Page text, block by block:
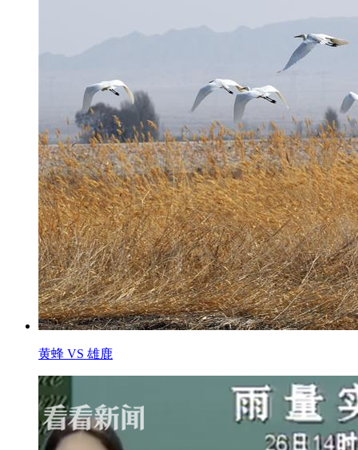
黄蜂 VS 雄鹿